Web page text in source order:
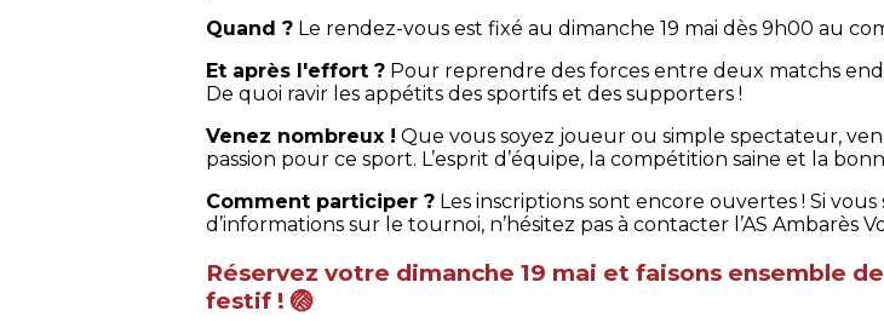
Quand ? Le rendez-vous est fixé au dimanche 19 mai dès 9h00 au
Et après l'effort ? Pour reprendre des forces entre deux matchs
De quoi ravir les appétits des sportifs et des supporters !
Venez nombreux ! Que vous soyez joueur ou simple spectateur,
passion pour ce sport. L’esprit d’équipe, la compétition saine et la
Comment participer ? Les inscriptions sont encore ouvertes ! Si
d’informations sur le tournoi, n’hésitez pas à contacter l’AS Ambarès
Réservez votre dimanche 19 mai et faisons ensemble
festif ! 🏐